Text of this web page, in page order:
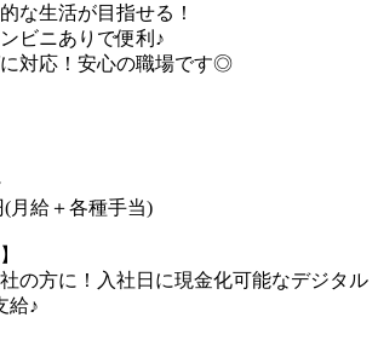
な生活が目指せる！
ビニありで便利♪
対応！安心の職場です◎
(月給＋各種手当)
の方に！入社日に現金化可能なデジタル
給♪